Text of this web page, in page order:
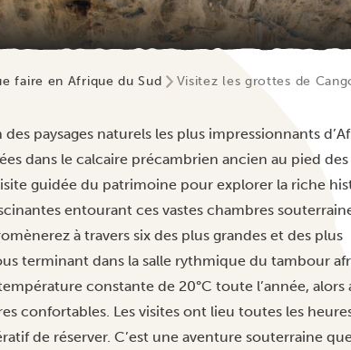
faire en Afrique du Sud Visitez les grottes de
des paysages naturels les plus impressionnants
dans le calcaire précambrien ancien au pied
guidée du patrimoine pour explorer la riche
entourant ces vastes chambres
à travers six des plus grandes et des plus
terminant dans la salle rythmique du tambour
constante de 20°C toute l’année, alors
confortables. Les visites ont lieu toutes les
de réserver. C’est une aventure souterraine